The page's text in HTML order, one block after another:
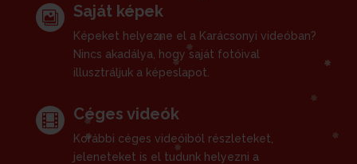
 Saját képek
Képeket helyezne el a Karácsonyi videóban?
Nincs akadálya, hogy saját fotóival
illusztráljuk a képeslapot.
 Céges videók
Korábbi céges videóiból részleteket,
jeleneteket is el tudunk helyezni a